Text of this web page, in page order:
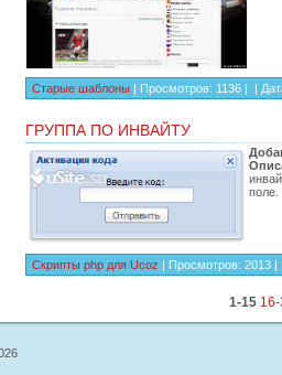
Старые шаблоны | Просмотров: 1136 | |
ГРУППА ПО ИНВАЙТУ
поле.
Скрипты php для Ucoz | Просмотров: 2013
1-15